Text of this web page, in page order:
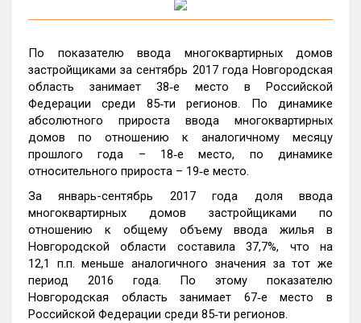
По показателю ввода многоквартирных домов
застройщиками за сентябрь 2017 года Новгородская
область занимает 38‑е место в Российской
Федерации среди 85‑ти регионов. По динамике
абсолютного прироста ввода многоквартирных
домов по отношению к аналогичному месяцу
прошлого года – 18‑е место, по динамике
относительного прироста – 19‑е место.
За январь-сентябрь 2017 года доля ввода
многоквартирных домов застройщиками по
отношению к общему объему ввода жилья в
Новгородской области составила 37,7%, что на
12,1 п.п. меньше аналогичного значения за тот же
период 2016 года. По этому показателю
Новгородская область занимает 67‑е место в
Российской Федерации среди 85‑ти регионов.